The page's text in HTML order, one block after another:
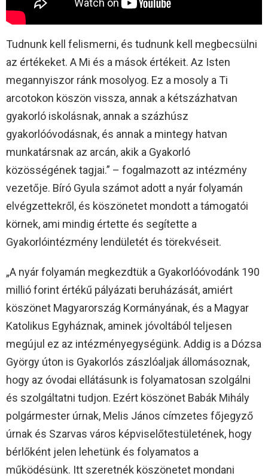
Tudnunk kell felismerni, és tudnunk kell megbecsülni
az értékeket. A Mi és a mások értékeit. Az Isten
megannyiszor ránk mosolyog. Ez a mosoly a Ti
arcotokon köszön vissza, annak a kétszázhatvan
gyakorló iskolásnak, annak a százhúsz
gyakorlóóvodásnak, és annak a mintegy hatvan
munkatársnak az arcán, akik a Gyakorló
közösségének tagjai.” – fogalmazott az intézmény
vezetője. Bíró Gyula számot adott a nyár folyamán
elvégzettekről, és köszönetet mondott a támogatói
körnek, ami mindig értette és segítette a
Gyakorlóintézmény lendületét és törekvéseit.
„A nyár folyamán megkezdtük a Gyakorlóóvodánk 190
millió forint értékű pályázati beruházását, amiért
köszönet Magyarország Kormányának, és a Magyar
Katolikus Egyháznak, aminek jóvoltából teljesen
megújul ez az intézményegységünk. Addig is a Dózsa
György úton is Gyakorlós zászlóaljak állomásoznak,
hogy az óvodai ellátásunk is folyamatosan szolgálni
és szolgáltatni tudjon. Ezért köszönet Babák Mihály
polgármester úrnak, Melis János címzetes főjegyző
úrnak és Szarvas város képviselőtestületének, hogy
bérlőként jelen lehetünk és folyamatos a
működésünk. Itt szeretnék köszönetet mondani